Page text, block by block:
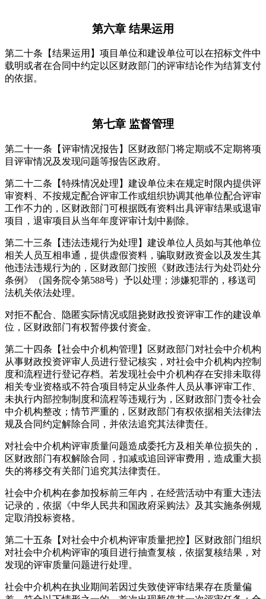
第六章 结果运用
第二十条【结果运用】项目单位和建设单位可以在招标文件中
载明或者在合同中约定以区财政部门的评审结论作为结算支付
的依据。
第七章 监督管理
第二十一条【评审情况报告】区财政部门将定期或不定期将项
目评审情况及发现问题等报告区政府。
第二十二条【特殊情况处理】建设单位未在规定时限内提供评
审资料、不按规定配合评审工作或组织协调其他单位配合评审
工作不力的，区财政部门可根据既有资料出具评审结果或退审
项目，退审项目从当年年度评审计划中剔除。
第二十三条【违法违规行为处理】建设单位人员如与其他单位
相关人员互相串通，提供虚假资料，骗取财政资金以及发生其
他违法违规行为的，区财政部门按照《财政违法行为处罚处分
条例》（国务院令第588号）予以处理；涉嫌犯罪的，移送司
法机关依法处理。
对拒不配合、隐匿实际情况或阻挠财政投资评审工作的建设单
位，区财政部门有权暂停拨付资金。
第二十四条【社会中介机构管理】区财政部门对社会中介机构
从事财政投资评审人员进行登记核实，对社会中介机构内控制
度和流程进行登记存档。若发现社会中介机构存在安排未取得
相关专业资格或不符合项目特定从业条件人员从事评审工作、
未执行内部控制制度和流程等违规行为，区财政部门责令社会
中介机构整改；情节严重的，区财政部门有权依据相关法律法
规及合同约定解除合同，并依法追究其法律责任。
对社会中介机构评审质量问题造成委托方及相关单位损失的，
区财政部门有权解除合同，扣减或追回评审费用，造成重大损
失的将移交有关部门追究其法律责任。
社会中介机构在参加投标前三年内，在经营活动中有重大违法
记录的，依据《中华人民共和国政府采购法》及其实施条例规
定取消投标资格。
第二十五条【对社会中介机构评审质量把控】区财政部门组织
对社会中介机构评审的项目进行抽查复核，依据复核结果，对
发现的评审质量问题进行处理。
社会中介机构在执业期间若因过失致使评审结果存在质量偏